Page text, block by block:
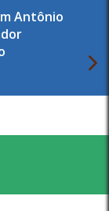
Antônio